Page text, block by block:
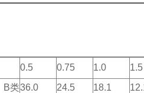
0.5 0.75 1.0 1.5
B类36.0 24.5 18.1